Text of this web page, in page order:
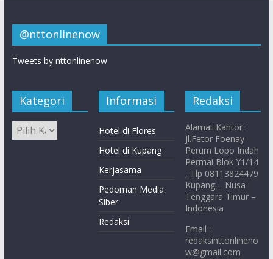
@nttonlinenow
Tweets by nttonlinenow
Kategori Informasi
Hotel di Flores
Hotel di Kupang
Kerjasama
Pedoman Media
Siber
Redaksi
Redaksi
Alamat Kantor :
Jl.Fetor Foenay
Perum Lopo Indah
Permai Blok Y1/14
, Tlp 08113824479
Kupang – Nusa
Tenggara Timur –
Indonesia
Email :
redaksinttonlineno
w@gmail.com